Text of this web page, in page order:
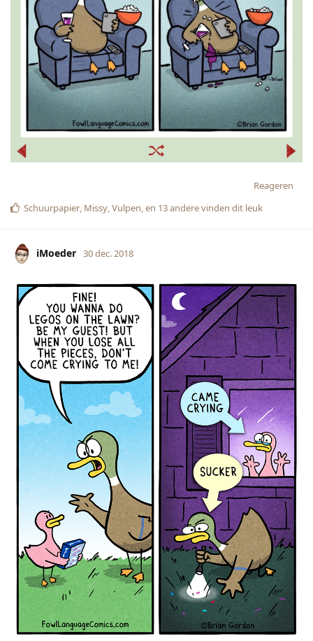
Reageren
Schuurpapier, Missy,Vulpen, en 13anderevinden dit leuk
iMoeder 30 dec. 2018